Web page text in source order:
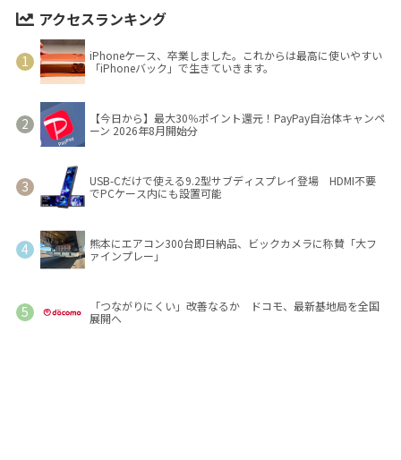
アクセスランキング
iPhoneケース、卒業しました。これからは最高に使いやすい
「iPhoneバック」で生きていきます。
【今日から】最大30％ポイント還元！PayPay自治体キャンペ
ーン 2026年8月開始分
USB-Cだけで使える9.2型サブディスプレイ登場 HDMI不要
でPCケース内にも設置可能
熊本にエアコン300台即日納品、ビックカメラに称賛「大フ
ァインプレー」
「つながりにくい」改善なるか ドコモ、最新基地局を全国
展開へ